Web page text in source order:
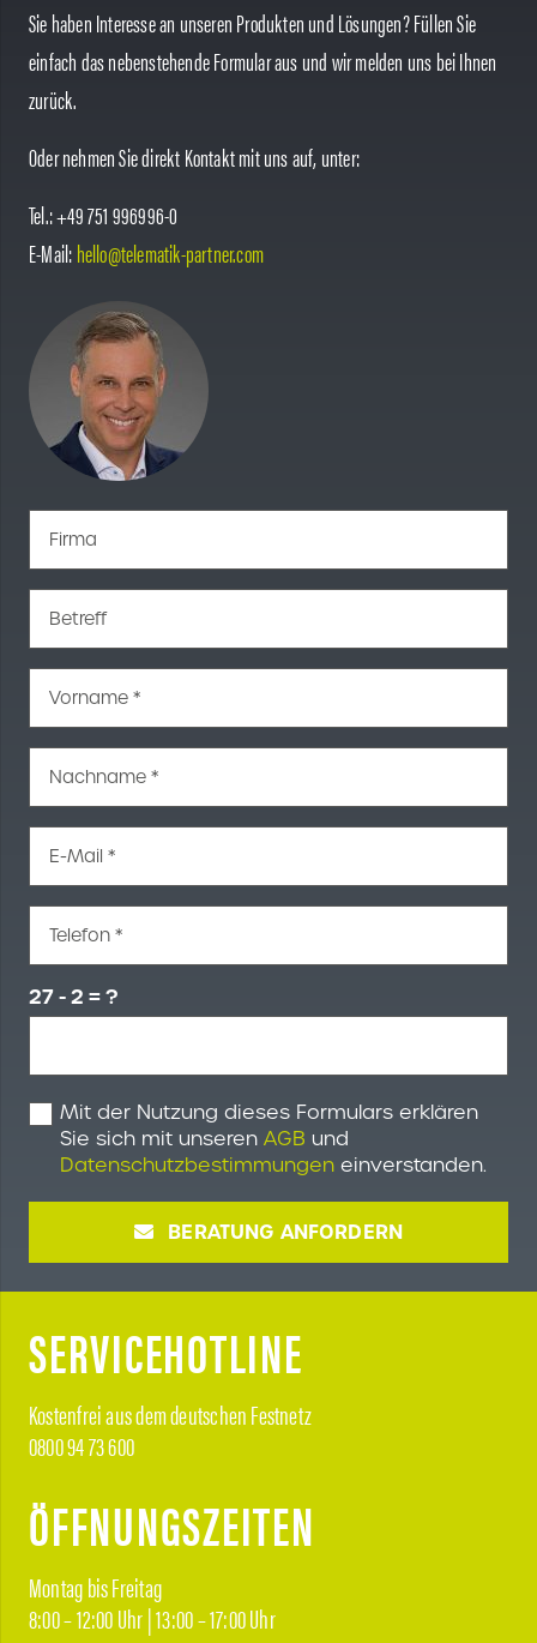
Sie haben Interesse an unseren Produkten und Lösungen? Füllen Sie
einfach das nebenstehende Formular aus und wir melden uns bei Ihnen
zurück.
Oder nehmen Sie direkt Kontakt mit uns auf, unter:
Tel.: +49 751 996996-0
E-Mail:hello@telematik-partner.com
Firma
Betreff
Vorname *
Nachname *
E-Mail *
Telefon *
27 - 2 = ?
Mit der Nutzung dieses Formulars erklären
Sie sich mit unseren AGB und
Datenschutzbestimmungen einverstanden.
BERATUNG ANFORDERN
SERVICEHOTLINE
Kostenfrei aus dem deutschen Festnetz
0800 94 73 600
ÖFFNUNGSZEITEN
Montag bis Freitag
8:00 – 12:00 Uhr | 13:00 – 17:00 Uhr